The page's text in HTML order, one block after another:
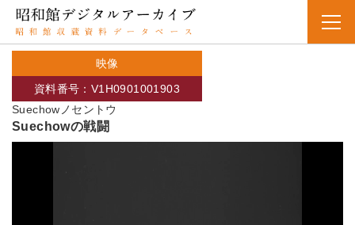
映像
Suechowノセントウ
資料番号：V1H0901001903
Suechowの戦闘